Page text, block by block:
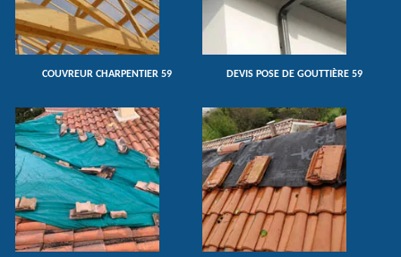
COUVREUR CHARPENTIER 59 DEVIS POSE DE GOUTTIÈRE 59